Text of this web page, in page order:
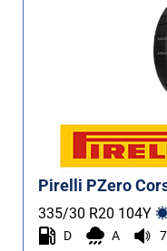
Pirelli PZero
335/30 R20 104Y
D A